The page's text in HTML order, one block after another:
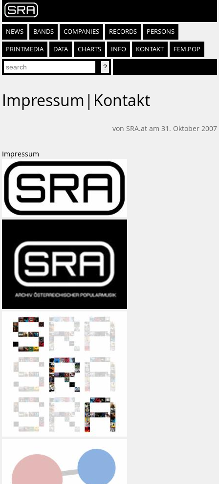
NEWS BANDS COMPANIES RECORDS PERSONS
PRINTMEDIA DATA CHARTS INFO KONTAKT FEM.POP
Impressum|Kontakt
von SRA.at am 31. Oktober 2007
­­Impressum­­­­­­